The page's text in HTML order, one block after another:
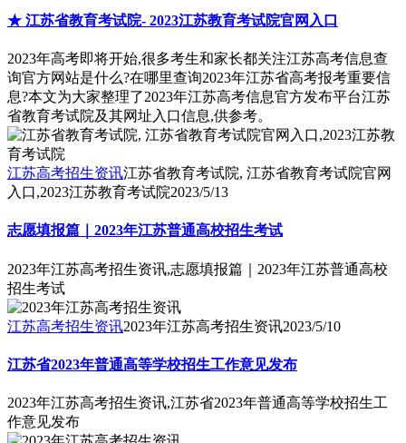
★ 江苏省教育考试院- 2023江苏教育考试院官网入口
2023年高考即将开始,很多考生和家长都关注江苏高考信息查
询官方网站是什么?在哪里查询2023年江苏省高考报考重要信
息?本文为大家整理了2023年江苏高考信息官方发布平台江苏
省教育考试院及其网址入口信息,供参考。
江苏高考招生资讯江苏省教育考试院, 江苏省教育考试院官网
入口,2023江苏教育考试院2023/5/13
志愿填报篇｜2023年江苏普通高校招生考试
2023年江苏高考招生资讯,志愿填报篇｜2023年江苏普通高校
招生考试
江苏高考招生资讯2023年江苏高考招生资讯2023/5/10
江苏省2023年普通高等学校招生工作意见发布
2023年江苏高考招生资讯,江苏省2023年普通高等学校招生工
作意见发布